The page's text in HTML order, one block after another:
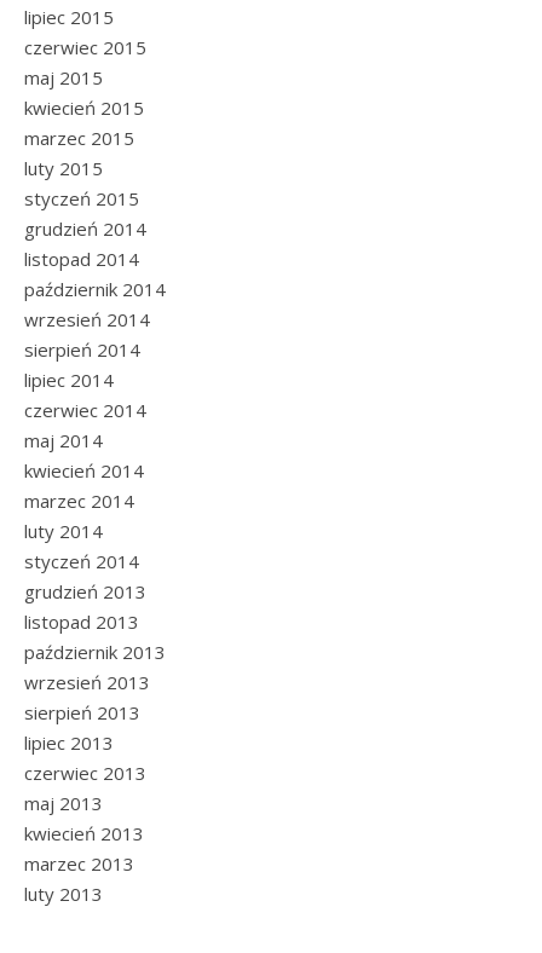
lipiec 2015
czerwiec 2015
maj 2015
kwiecień 2015
marzec 2015
luty 2015
styczeń 2015
grudzień 2014
listopad 2014
październik 2014
wrzesień 2014
sierpień 2014
lipiec 2014
czerwiec 2014
maj 2014
kwiecień 2014
marzec 2014
luty 2014
styczeń 2014
grudzień 2013
listopad 2013
październik 2013
wrzesień 2013
sierpień 2013
lipiec 2013
czerwiec 2013
maj 2013
kwiecień 2013
marzec 2013
luty 2013